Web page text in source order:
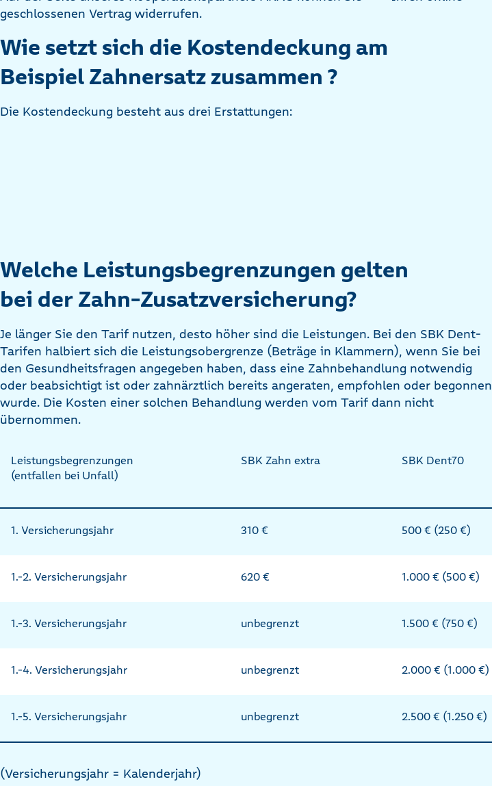
geschlossenen Vertrag widerrufen.
Wie setzt sich die Kostendeckung am
Beispiel Zahnersatz zusammen ?
Die Kostendeckung besteht aus drei Erstattungen:
Welche Leistungsbegrenzungen gelten
bei der Zahn-Zusatzversicherung?
Je länger Sie den Tarif nutzen, desto höher sind die Leistungen. Bei den SBK Dent-
Tarifen halbiert sich die Leistungsobergrenze (Beträge in Klammern), wenn Sie bei
den Gesundheitsfragen angegeben haben, dass eine Zahnbehandlung notwendig
oder beabsichtigt ist oder zahnärztlich bereits angeraten, empfohlen oder begonnen
wurde. Die Kosten einer solchen Behandlung werden vom Tarif dann nicht
übernommen.
Leistungsbegrenzungen
(entfallen bei Unfall)
SBK Zahn extra SBK Dent70
1. Versicherungsjahr 310 € 500 € (250 €)
1.-2. Versicherungsjahr 620 € 1.000 € (500 €)
1.-3. Versicherungsjahr unbegrenzt 1.500 € (750 €)
1.-4. Versicherungsjahr unbegrenzt 2.000 € (1.000 €)
1.-5. Versicherungsjahr unbegrenzt 2.500 € (1.250 €)
(Versicherungsjahr = Kalenderjahr)